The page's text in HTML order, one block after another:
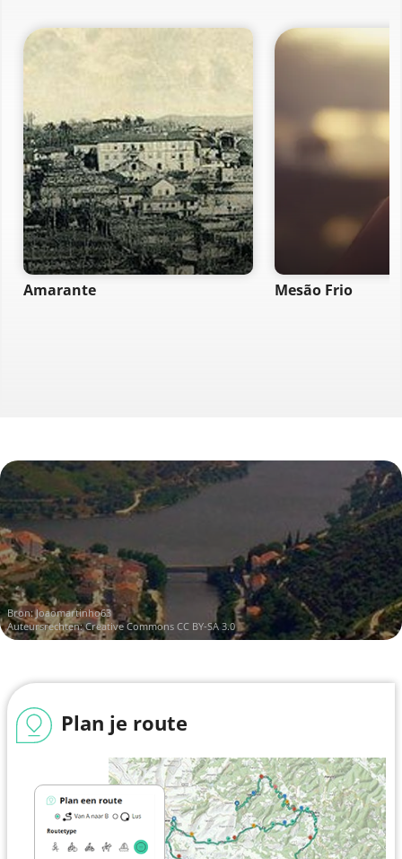
Amarante Mesão Frio
Bron:Joaomartinho63
Auteursrechten:Creative Commons CC BY-SA 3.0
Plan je route